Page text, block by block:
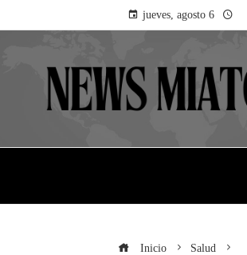
jueves, agosto 6
Inicio
Salud